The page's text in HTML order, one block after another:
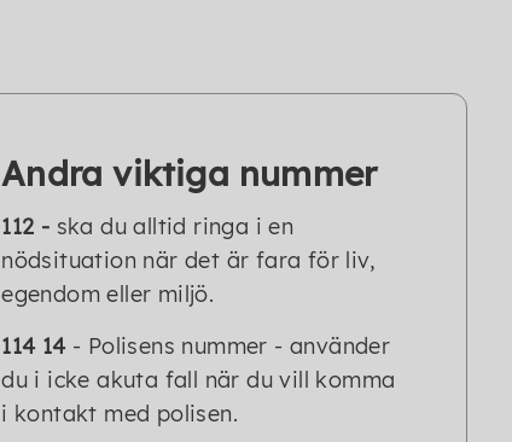
Andra viktiga nummer
112 - ska du alltid ringa i en
nödsituation när det är fara för liv,
egendom eller miljö.
114 14- Polisens nummer - använder
du i icke akuta fall när du vill komma
i kontakt med polisen.